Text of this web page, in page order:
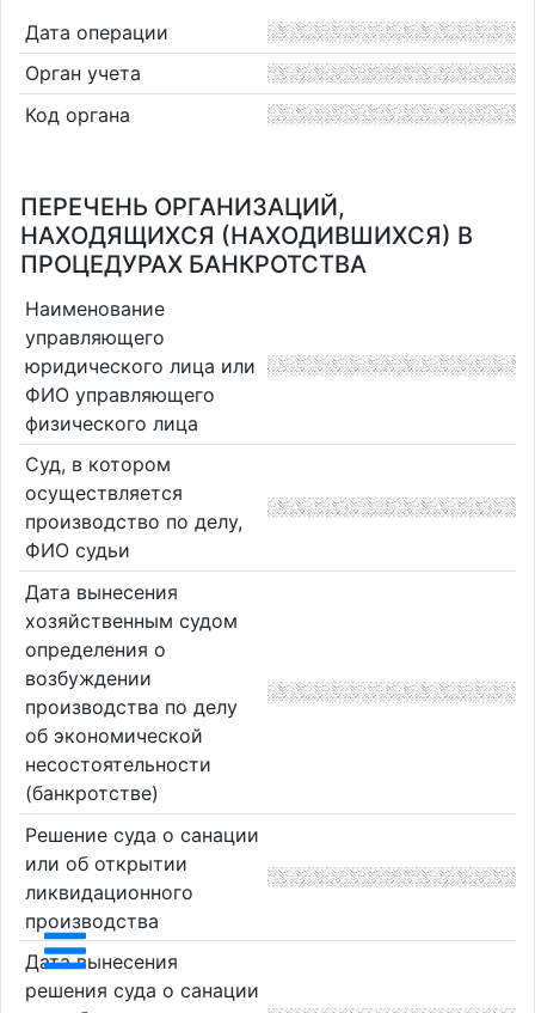
Дата операции
Орган учета
Код органа
ПЕРЕЧЕНЬ ОРГАНИЗАЦИЙ,
НАХОДЯЩИХСЯ (НАХОДИВШИХСЯ) В
ПРОЦЕДУРАХ БАНКРОТСТВА
Наименование
управляющего
юридического лица или
ФИО управляющего
физического лица
Суд, в котором
осуществляется
производство по делу,
ФИО судьи
Дата вынесения
хозяйственным судом
определения о
возбуждении
производства по делу
об экономической
несостоятельности
(банкротстве)
Решение суда о санации
или об открытии
ликвидационного
производства
Дата вынесения
решения суда о санации